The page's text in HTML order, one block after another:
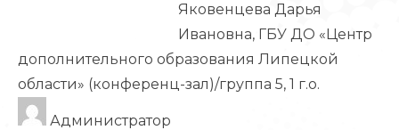
Яковенцева Дарья
Ивановна, ГБУ ДО «Центр
дополнительного образования Липецкой
области» (конференц-зал)/группа 5, 1 г.о.
Администратор